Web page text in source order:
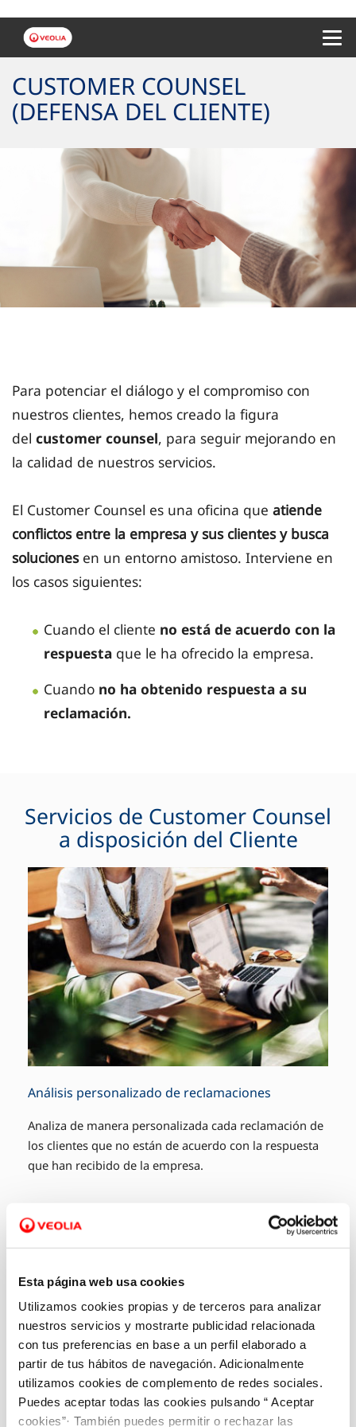
Esta página web usa cookies
Utilizamos cookies propias y de terceros para analizar
nuestros servicios y mostrarte publicidad relacionada
con tus preferencias en base a un perfil elaborado a
partir de tus hábitos de navegación. Adicionalmente
utilizamos cookies de complemento de redes sociales.
Puedes aceptar todas las cookies pulsando “ Aceptar
cookies”· También puedes permitir o rechazar las
CUSTOMER COUNSEL
(DEFENSA DEL CLIENTE)
Para potenciar el diálogo y el compromiso con
nuestros clientes, hemos creado la figura
del customer counsel, para seguir mejorando en
la calidad de nuestros servicios.
El Customer Counsel es una oficina que atiende
conflictos entre la empresa y sus clientes y busca
soluciones en un entorno amistoso. Interviene en
los casos siguientes:
Cuando el cliente no está de acuerdo con la
respuesta que le ha ofrecido la empresa.
Cuando no ha obtenido respuesta a su
reclamación.
Servicios de Customer Counsel
a disposición del Cliente
Análisis personalizado de reclamaciones
Analiza de manera personalizada cada reclamación de
los clientes que no están de acuerdo con la respuesta
que han recibido de la empresa.